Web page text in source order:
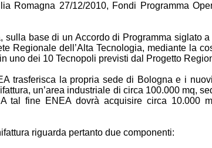
Romagna 27/12/2010, Fondi Programma
sulla base di un Accordo di Programma siglato
Regionale dell’Alta Tecnologia, mediante la
uno dei 10 Tecnopoli previsti dal Progetto
trasferisca la propria sede di Bologna e i
un’area industriale di circa 100.000 mq,
tal fine ENEA dovrà acquisire circa 10.000
riguarda pertanto due componenti: